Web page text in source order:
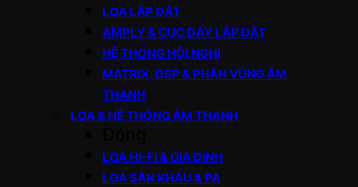
LOA LẮP ĐẶT
AMPLY & CỤC ĐẨY LẮP ĐẶT
HỆ THỐNG HỘI NGHỊ
MATRIX, DSP & PHÂN VÙNG ÂM
THANH
LOA & HỆ THỐNG ÂM THANH
LOA HI-FI & GIA ĐÌNH
LOA SÂN KHẤU & PA